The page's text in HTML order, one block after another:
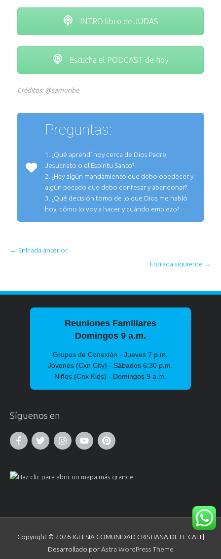
INTRO libro de JUDAS
Escucha el PODCAST de hoy
Créditos: @samuribe
Preguntas:
1. ¿Qué aprendí hoy cerca de Dios Padre,
Jesucristo o el Espíritu Santo?
2. ¿Hay algún mandamiento que debo obedecer y
algún pecado que debo confesar y abandonar?
3. ¿Qué decisión tomo de lo que Dios me habló
hoy, cómo lo voy a hacer y cuándo empiezo?
← Entrada anterior
Entrada siguiente →
Reuniones Familiares
Domingos 9 a.m.
Grupos de Conexión - Jueves 7 p.m.
Jóvenes (Cxn City) - Sábados 6:30 p.m.
Niños (Cnx Kids) - Domingos 9 a.m.
Síguenos en
Copyright © 2026 IGLESIA COMUNIDAD CRISTIANA DE FE CALI
Desarrollado porAstra WordPress Theme